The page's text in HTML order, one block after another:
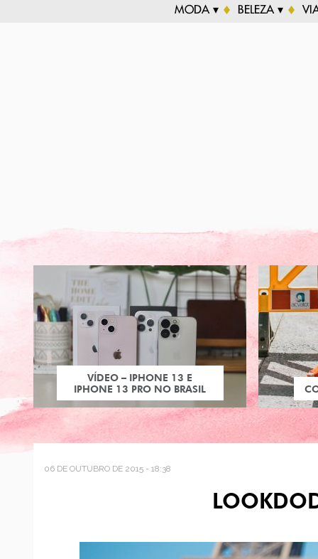
MODA ▾ BELEZA ▾
VÍDEO – IPHONE 13 E
IPHONE 13 PRO NO BRASIL
06 DE OUTUBRO DE 2015 - 18:38